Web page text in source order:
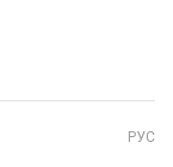
РУС